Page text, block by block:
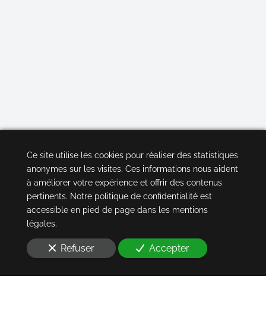
Ce site utilise les cookies pour réaliser des statistiques
anonymes sur les visites. Ces informations nous aident
à améliorer votre expérience et offrir des contenus
pertinents. Notre politique de confidentialité est
accessible en pied de page dans les mentions
légales.
Refuser Accepter